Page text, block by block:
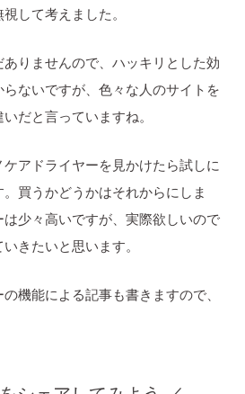
して考えました。
りませんので、ハッキリとした効
ないですが、色々な人のサイトを
だと言っていますね。
アドライヤーを見かけたら試しに
買うかどうかはそれからにしま
少々高いですが、実際欲しいので
きたいと思います。
機能による記事も書きますので、